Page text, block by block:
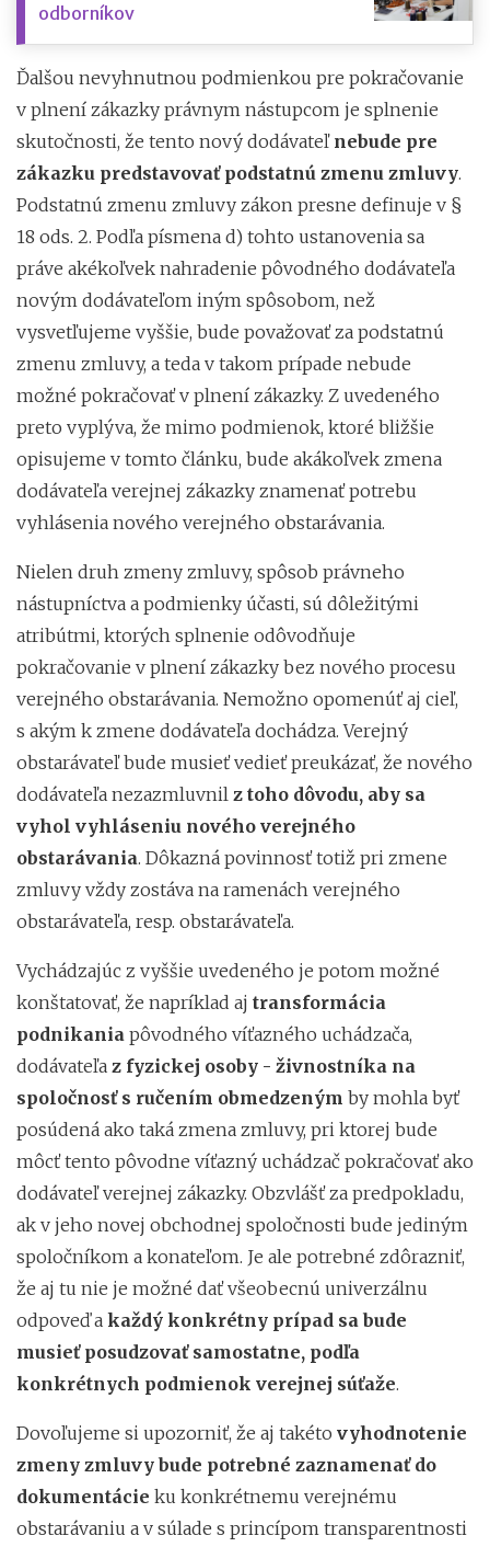
odborníkov
Ďalšou nevyhnutnou podmienkou pre pokračovanie
v plnení zákazky právnym nástupcom je splnenie
skutočnosti, že tento nový dodávateľ nebude pre
zákazku predstavovať podstatnú zmenu zmluvy.
Podstatnú zmenu zmluvy zákon presne definuje v §
18 ods. 2. Podľa písmena d) tohto ustanovenia sa
práve akékoľvek nahradenie pôvodného dodávateľa
novým dodávateľom iným spôsobom, než
vysvetľujeme vyššie, bude považovať za podstatnú
zmenu zmluvy, a teda v takom prípade nebude
možné pokračovať v plnení zákazky. Z uvedeného
preto vyplýva, že mimo podmienok, ktoré bližšie
opisujeme v tomto článku, bude akákoľvek zmena
dodávateľa verejnej zákazky znamenať potrebu
vyhlásenia nového verejného obstarávania.
Nielen druh zmeny zmluvy, spôsob právneho
nástupníctva a podmienky účasti, sú dôležitými
atribútmi, ktorých splnenie odôvodňuje
pokračovanie v plnení zákazky bez nového procesu
verejného obstarávania. Nemožno opomenúť aj cieľ,
s akým k zmene dodávateľa dochádza. Verejný
obstarávateľ bude musieť vedieť preukázať, že nového
dodávateľa nezazmluvnil z toho dôvodu, aby sa
vyhol vyhláseniu nového verejného
obstarávania. Dôkazná povinnosť totiž pri zmene
zmluvy vždy zostáva na ramenách verejného
obstarávateľa, resp. obstarávateľa.
Vychádzajúc z vyššie uvedeného je potom možné
konštatovať, že napríklad aj transformácia
podnikania pôvodného víťazného uchádzača,
dodávateľa z fyzickej osoby - živnostníka na
spoločnosť s ručením obmedzeným by mohla byť
posúdená ako taká zmena zmluvy, pri ktorej bude
môcť tento pôvodne víťazný uchádzač pokračovať ako
dodávateľ verejnej zákazky. Obzvlášť za predpokladu,
ak v jeho novej obchodnej spoločnosti bude jediným
spoločníkom a konateľom. Je ale potrebné zdôrazniť,
že aj tu nie je možné dať všeobecnú univerzálnu
odpoveď a každý konkrétny prípad sa bude
musieť posudzovať samostatne, podľa
konkrétnych podmienok verejnej súťaže.
Dovoľujeme si upozorniť, že aj takéto vyhodnotenie
zmeny zmluvy bude potrebné zaznamenať do
dokumentácie ku konkrétnemu verejnému
obstarávaniu a v súlade s princípom transparentnosti